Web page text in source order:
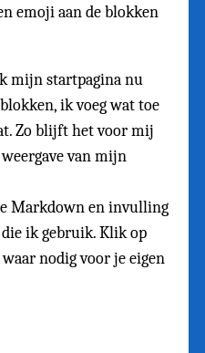
emoji aan de blokken
mijn startpagina nu
ik voeg wat toe
Zo blijft het voor mij
van mijn
Markdown en invulling
ik gebruik. Klik op
waar nodig voor je eigen